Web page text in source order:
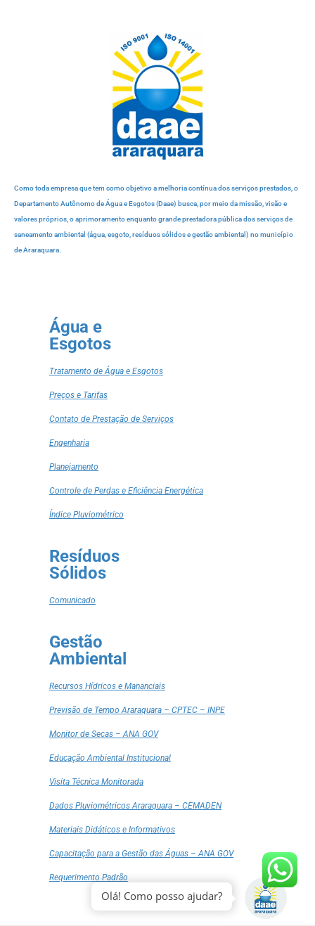
Como toda empresa que tem como objetivo a melhoria contínua dos serviços prestados, o
Departamento Autônomo de Água e Esgotos (Daae) busca, por meio da missão, visão e
valores próprios, o aprimoramento enquanto grande prestadora pública dos serviços de
saneamento ambiental (água, esgoto, resíduos sólidos e gestão ambiental) no município
de Araraquara.
Água e
Esgotos
Tratamento de Água e Esgotos
Preços e Tarifas
Contato de Prestação de Serviços
Engenharia
Planejamento
Controle de Perdas e Eficiência Energética
Índice Pluviométrico
Resíduos
Sólidos
Comunicado
Gestão
Ambiental
Recursos Hídricos e Mananciais
Previsão de Tempo Araraquara – CPTEC – INPE
Monitor de Secas – ANA GOV
Educação Ambiental Institucional
Visita Técnica Monitorada
Dados Pluviométricos Araraquara – CEMADEN
Materiais Didáticos e Informativos
Capacitação para a Gestão das Águas – ANA GOV
Requerimento Padrão
Olá! Como posso ajudar?